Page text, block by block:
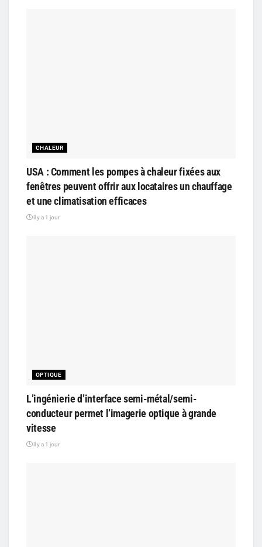
CHALEUR
USA : Comment les pompes à chaleur fixées aux
fenêtres peuvent offrir aux locataires un chauffage
et une climatisation efficaces
il y a 1 jour
OPTIQUE
L’ingénierie d’interface semi-métal/semi-
conducteur permet l’imagerie optique à grande
vitesse
il y a 1 jour